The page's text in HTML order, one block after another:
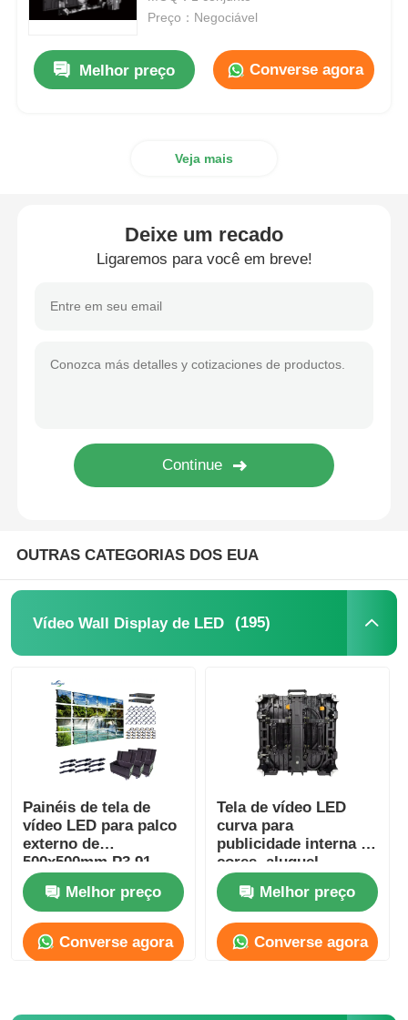
Solicitar Orçamento
Ecrã LED SMD
Preço：Negociável
Melhor preço Converse agora
Veja mais
Deixe um recado
Ligaremos para você em breve!
OUTRAS CATEGORIAS DOS EUA
Vídeo Wall Display de LED (195)
Painéis de tela de
vídeo LED para palco
externo de
500x500mm P3.91
Melhor preço
Converse agora
Tela de vídeo LED
curva para
publicidade interna a
cores, aluguel,
800mcd-1000mcd
Melhor preço
Converse agora